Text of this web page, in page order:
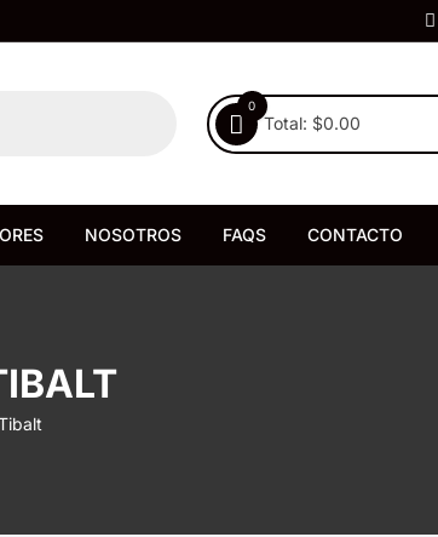
0
Total: $0.00
NOSOTROS FAQS CONTACTO